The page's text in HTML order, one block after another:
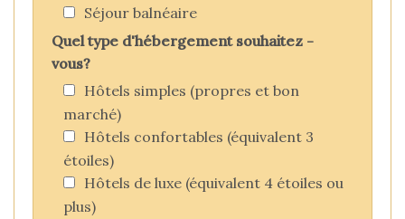
Séjour balnéaire
Quel type d'hébergement souhaitez -
vous?
Hôtels simples (propres et bon
marché)
Hôtels confortables (équivalent 3
étoiles)
Hôtels de luxe (équivalent 4 étoiles ou
plus)